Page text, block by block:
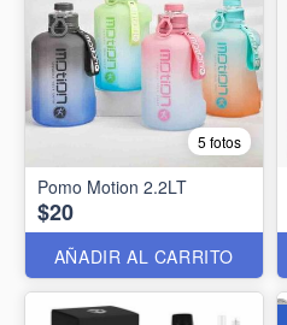
5 fotos
Pomo Motion 2.2LT
$20
AÑADIR AL CARRITO